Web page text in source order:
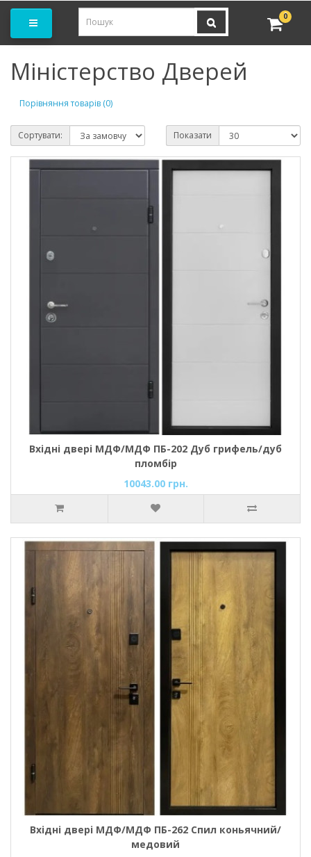
0
Міністерство Дверей
Порівняння товарів (0)
Сортувати: Показати
Вхідні двері МДФ/МДФ ПБ-202 Дуб грифель/дуб
пломбір
10043.00 грн.
Вхідні двері МДФ/МДФ ПБ-262 Спил коньячний/
медовий